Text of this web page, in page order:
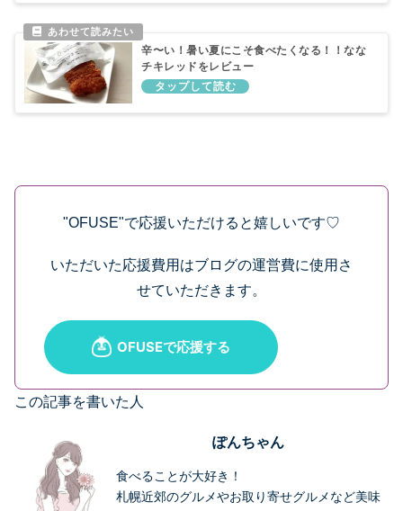
辛〜い！暑い夏にこそ食べたくなる！！なな
チキレッドをレビュー
"OFUSE"で応援いただけると嬉しいです♡
いただいた応援費用はブログの運営費に使用さ
せていただきます。
この記事を書いた人
ぽんちゃん
食べることが大好き！
札幌近郊のグルメやお取り寄せグルメなど美味